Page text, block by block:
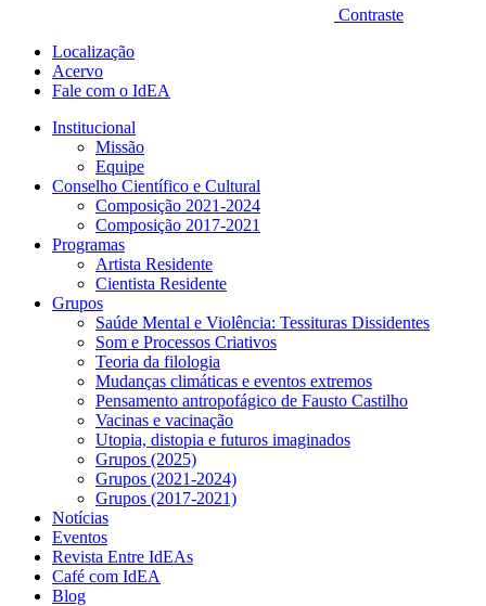
Contraste
Localização
Acervo
Fale com o IdEA
Institucional
Missão
Equipe
Conselho Científico e Cultural
Composição 2021-2024
Composição 2017-2021
Programas
Artista Residente
Cientista Residente
Grupos
Saúde Mental e Violência: Tessituras Dissidentes
Som e Processos Criativos
Teoria da filologia
Mudanças climáticas e eventos extremos
Pensamento antropofágico de Fausto Castilho
Vacinas e vacinação
Utopia, distopia e futuros imaginados
Grupos (2025)
Grupos (2021-2024)
Grupos (2017-2021)
Notícias
Eventos
Revista Entre IdEAs
Café com IdEA
Blog